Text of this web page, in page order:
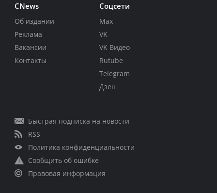
CNews
Об издании
Реклама
Вакансии
Контакты
Соцсети
Max
VK
VK Видео
Rutube
Telegram
Дзен
Быстрая подписка на новости
RSS
Политика конфиденциальности
Сообщить об ошибке
Правовая информация